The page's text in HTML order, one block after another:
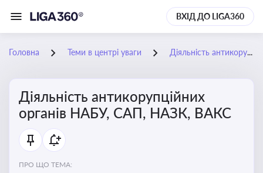
ВХІД ДО LIGA360
Головна Теми в центрі уваги Діяльність антикорупційних органів НАБУ, САП, НАЗК, ВАКС
Діяльність антикорупційних
органів НАБУ, САП, НАЗК, ВАКС
ПРО ЩО ТЕМА: